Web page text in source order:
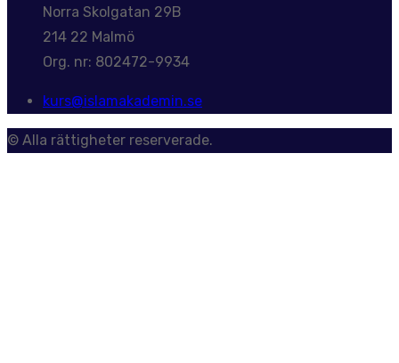
Norra Skolgatan 29B
214 22 Malmö
Org. nr: 802472-9934
kurs@islamakademin.se
© Alla rättigheter reserverade.